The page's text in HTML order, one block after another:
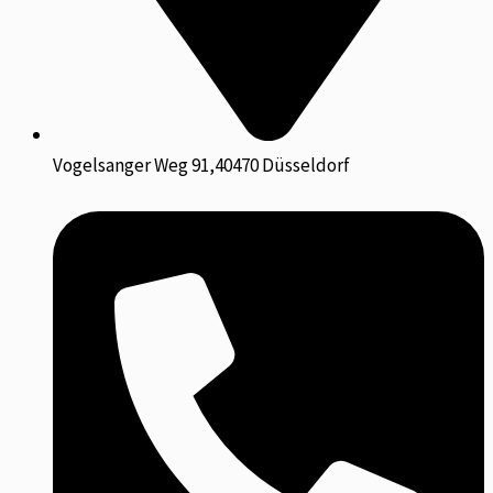
Vogelsanger Weg 91,40470 Düsseldorf